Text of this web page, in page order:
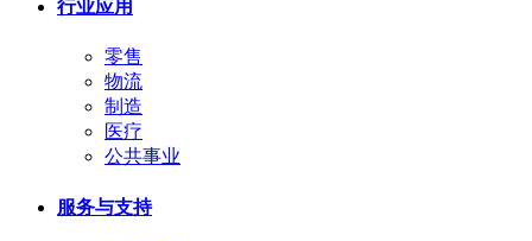
行业应用
零售
物流
制造
医疗
公共事业
服务与支持